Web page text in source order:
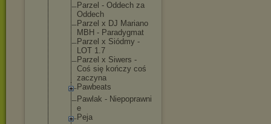
Parzel - Oddech za
Oddech
Parzel x DJ Mariano
MBH - Paradygmat
Parzel x Siódmy -
LOT 1.7
Parzel x Siwers -
Coś się kończy coś
zaczyna
Pawbeats
Pawlak - Niepoprawni
e
Peja